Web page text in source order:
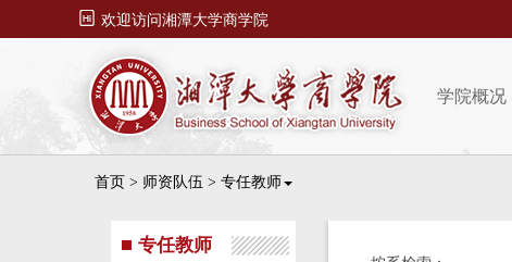
 欢迎访问湘潭大学商学院
学院概况
首页 > 师资队伍 > 专任教师
专任教师